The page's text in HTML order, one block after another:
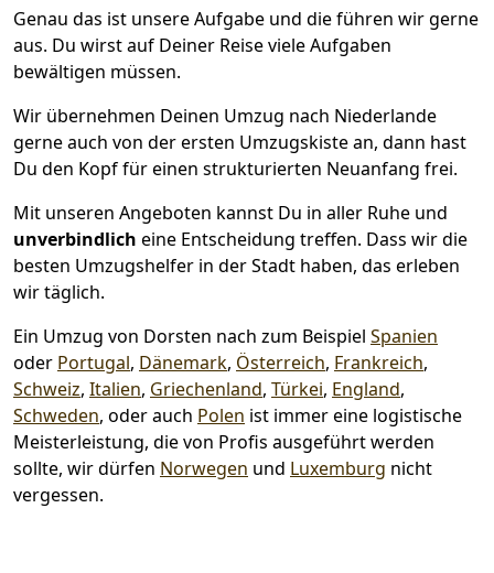
Genau das ist unsere Aufgabe und die führen wir gerne
aus. Du wirst auf Deiner Reise viele Aufgaben
bewältigen müssen.
Wir übernehmen Deinen Umzug nach Niederlande
gerne auch von der ersten Umzugskiste an, dann hast
Du den Kopf für einen strukturierten Neuanfang frei.
Mit unseren Angeboten kannst Du in aller Ruhe und
unverbindlich eine Entscheidung treffen. Dass wir die
besten Umzugshelfer in der Stadt haben, das erleben
wir täglich.
Ein Umzug von Dorsten nach zum Beispiel Spanien
oder Portugal, Dänemark, Österreich, Frankreich,
Schweiz, Italien, Griechenland, Türkei, England,
Schweden, oder auch Polen ist immer eine logistische
Meisterleistung, die von Profis ausgeführt werden
sollte, wir dürfen Norwegen und Luxemburg nicht
vergessen.